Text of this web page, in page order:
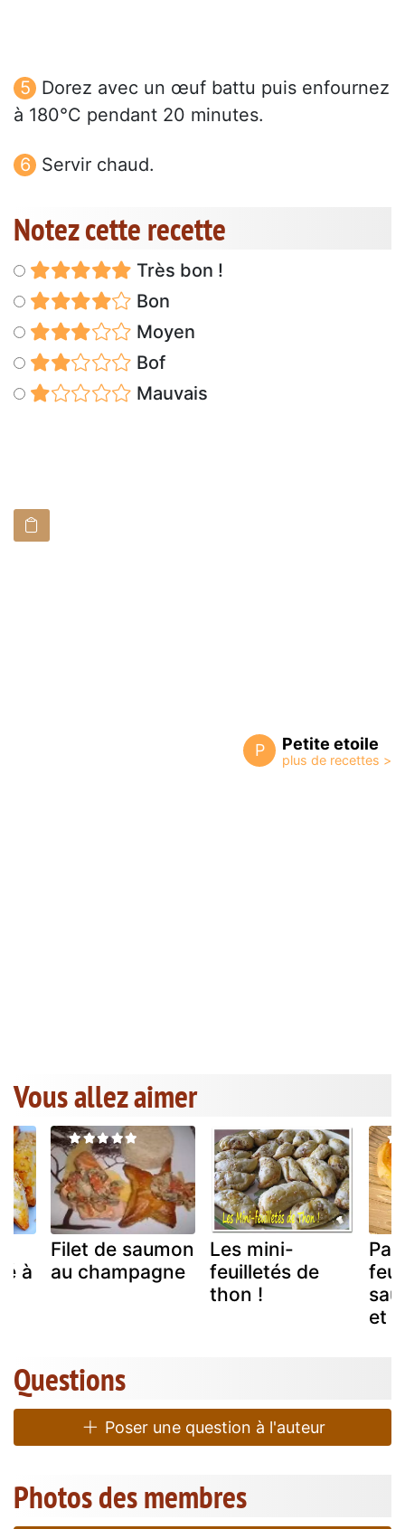
Dorez avec un œuf battu puis enfournez
à 180°C pendant 20 minutes.
Servir chaud.
Notez cette recette
Très bon !
Bon
Moyen
Bof
Mauvais
P Petite etoile
Vous allez aimer
à
Filet de saumon
au champagne
Les mini-
feuilletés de
thon !
et
Questions
Poser une question à l'auteur
Photos des membres